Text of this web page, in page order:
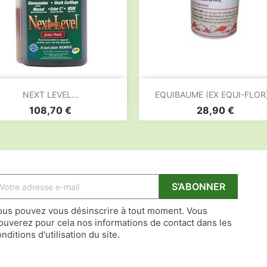
NEXT LEVEL...
Prix
108,70 €
Aperçu rapide EQUIBAUME (EX EQUI-
Prix
28,90 €
 Aperçu rapide
pouvez vous désinscrire à tout moment. Vous
pour cela nos informations de contact dans les
d'utilisation du site.